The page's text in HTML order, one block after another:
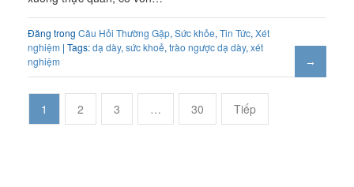
Đăng trong Câu Hỏi Thường Gặp,Sức khỏe,Tin Tức,Xét
nghiệm | Tags:dạ dày,sức khoẻ,trào ngược dạ dày,xét
nghiệm
1 2 3 … 30 Tiếp